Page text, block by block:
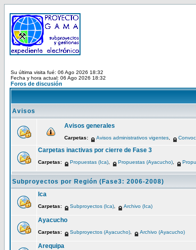
Su última visita fué: 06 Ago 2026 18:32
Fecha y hora actual: 06 Ago 2026 18:32
Foros de discusión
Avisos
Avisos generales
Carpetas: Avisos administrativos vigentes
Carpetas inactivas por cierre de Fase 3
Carpetas: Propuestas (Ica) Propuestas (Ayacucho)
Subproyectos por Región (Fase3: 2006-2008)
Ica
Carpetas: Subproyectos (Ica) Archivo (Ica)
Ayacucho
Carpetas: Subproyectos (Ayacucho) Archivo (Ayacucho)
Arequipa